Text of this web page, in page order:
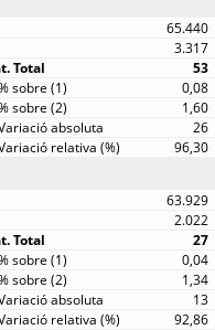
65.440
3.317
53
0,08
1,60
26
96,30
63.929
2.022
27
0,04
1,34
13
92,86